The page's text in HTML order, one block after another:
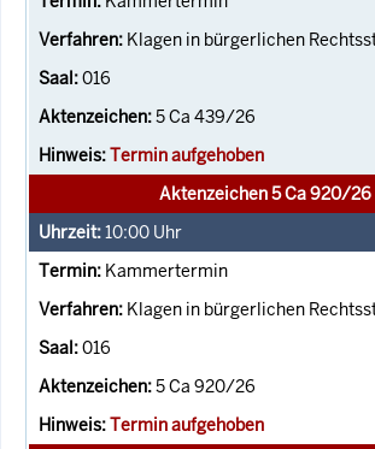
Klagen in bürgerlichen
016
5 Ca 439/26
Termin aufgehoben
Aktenzeichen 5 Ca 920/26
10:00 Uhr
Kammertermin
Klagen in bürgerlichen
016
5 Ca 920/26
Termin aufgehoben